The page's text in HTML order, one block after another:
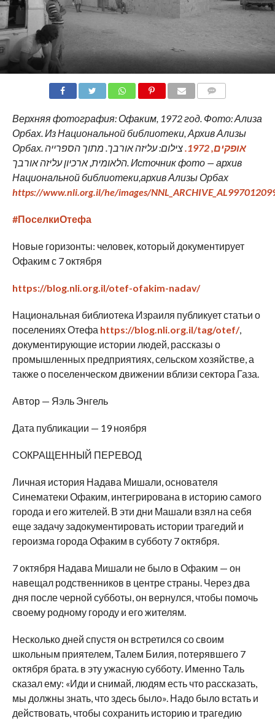
Верхняя фотография: Офаким, 1972 год. Фото: Ализа
Орбах.Из Национальной библиотеки, Архив Ализы
Орбах.
אופקים, 1972.
צילום: עליזה אורבך. מתוך הספרייה
הלאומית, ארכיון עליזה אורבך. Источник фото — архив
Национальной библиотеки,архив Ализы Орбах
https://www.nli.org.il/he/images/
#ПоселкиОтефа
Новые горизонты: человек, который документирует
Офаким с 7 октября
https://blog.nli.org.il/otef-ofakim-nadav/
Национальная библиотека Израиля публикует статьи о
поселениях Отефа https://blog.nli.org.il/tag/otef/,
документирующие истории людей, рассказы о
промышленных предприятиях, сельском хозяйстве, а
также о поселенческом движении вблизи сектора Газа.
Автор — Яэль Энгель
Дата публикации — 19 ноября
СОКРАЩЕННЫЙ ПЕРЕВОД
Личная история Надава Мишали, основателя
Синематеки Офаким, интегрирована в историю самого
города и его жителей. В эти дни Машали взял на себя
еще задачу задокументировать истории трагедий и
героизма города Офаким в субботу 7 октября.
7 октября Надава Мишали не было в Офаким — он
навещал родственников в центре страны. Через два
дня после черной субботы, он вернулся, чтобы помочь
своему родному городу и его жителям.
Несколько дней спустя он встретился со своим
школьным приятелем, Талем Билия, потерявшего 7
октября брата. в эту ужасную субботу. Именно Таль
сказал ему: «Иди и снимай, людям есть что рассказать,
мы должны знать, что здесь было». Надо было встать и
действовать, чтобы сохранить историю и трагедию